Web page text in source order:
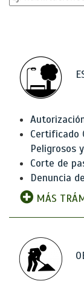
Certificado
Peligrosos
Corte de
Denuncia
MÁS